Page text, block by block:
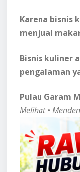
Karena bisnis
menjual
Bisnis kuliner
pengalaman
Pulau Garam
Melihat •